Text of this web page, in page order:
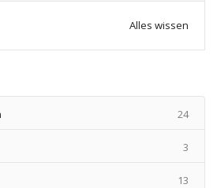
Alles wissen
24
3
13